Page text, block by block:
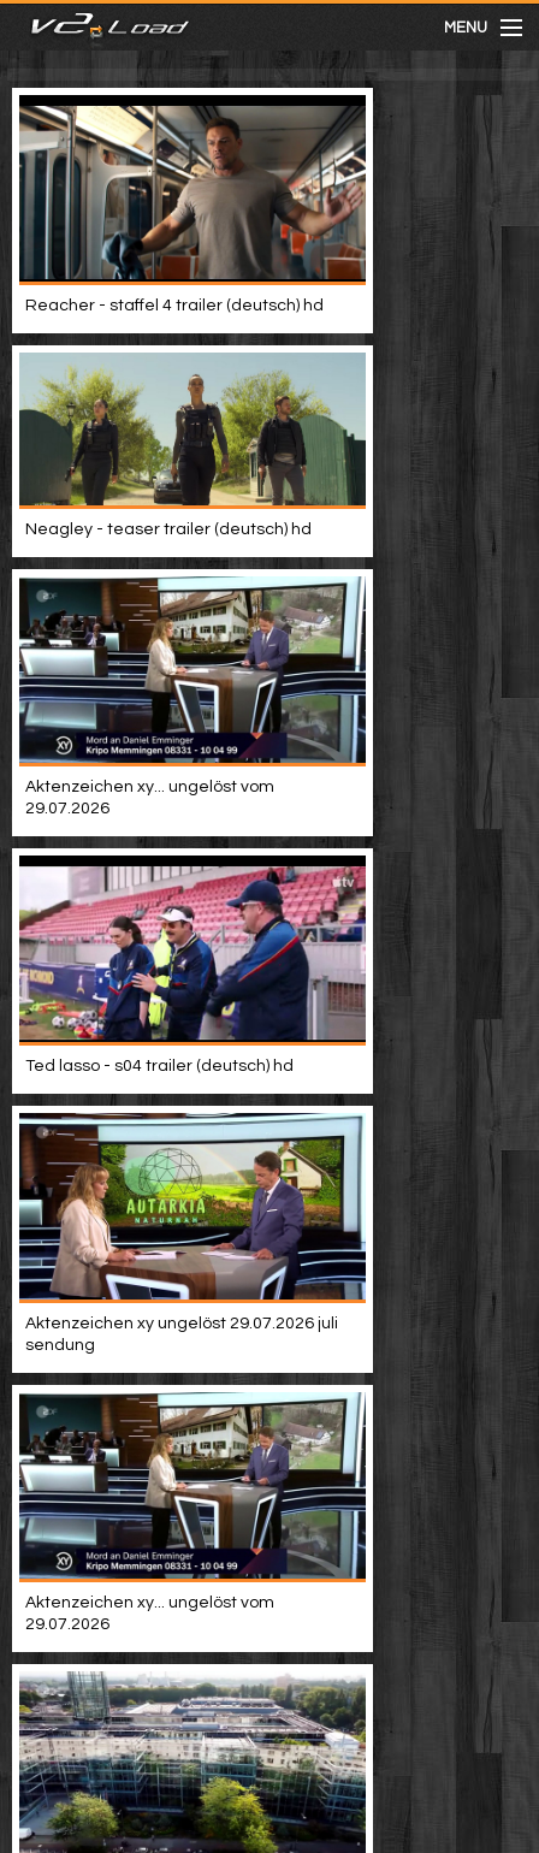
MENU
meist gesehen
neuste
kategorien
Menu
mit facebook anmelden
Informationen
Video suchen
Reacher - staffel 4 trailer (deutsch) hd
Neagley - teaser trailer (deutsch) hd
Aktenzeichen xy... ungelöst vom
29.07.2026
Ted lasso - s04 trailer (deutsch) hd
Aktenzeichen xy ungelöst 29.07.2026 juli
sendung
Aktenzeichen xy... ungelöst vom
29.07.2026